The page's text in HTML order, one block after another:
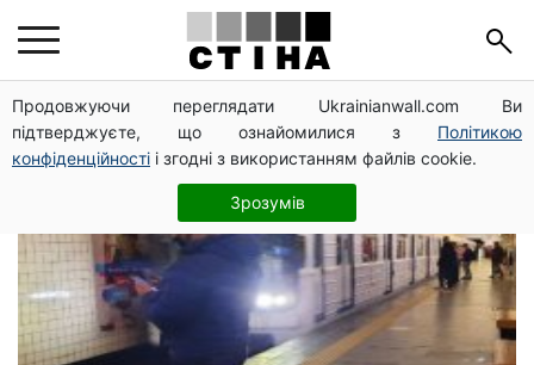
Продовжуючи переглядати Ukrainianwall.com Ви
підтверджуєте, що ознайомилися з Політикою
конфіденційності і згодні з використанням файлів cookie.
Зрозумів
цена на проезд